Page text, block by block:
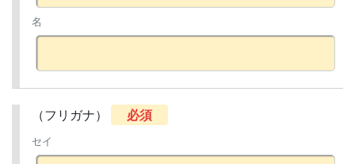
名
（フリガナ） 必須
セイ